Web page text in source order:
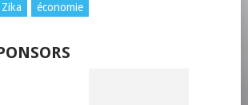
Zika économie